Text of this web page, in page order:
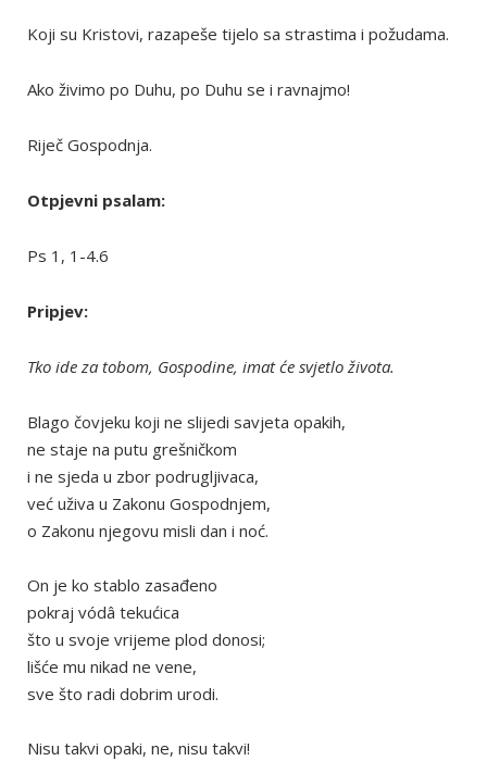
Koji su Kristovi, razapeše tijelo sa strastima i požudama.
Ako živimo po Duhu, po Duhu se i ravnajmo!
Riječ Gospodnja.
Otpjevni psalam:
Ps 1, 1-4.6
Pripjev:
Tko ide za tobom, Gospodine, imat će svjetlo života.
Blago čovjeku koji ne slijedi savjeta opakih,
ne staje na putu grešničkom
i ne sjeda u zbor podrugljivaca,
već uživa u Zakonu Gospodnjem,
o Zakonu njegovu misli dan i noć.
On je ko stablo zasađeno
pokraj vódâ tekućica
što u svoje vrijeme plod donosi;
lišće mu nikad ne vene,
sve što radi dobrim urodi.
Nisu takvi opaki, ne, nisu takvi!